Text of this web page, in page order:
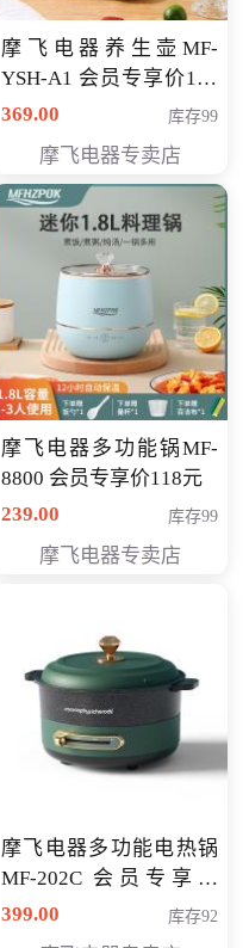
摩飞电器养生壶MF-
YSH-A1 会员专享价198
元
369.00 库存99
摩飞电器专卖店
摩飞电器多功能锅MF-
8800 会员专享价118元
239.00
库存99
摩飞电器专卖店
摩飞电器多功能电热锅
MF-202C 会员专享价
269元
399.00 库存92